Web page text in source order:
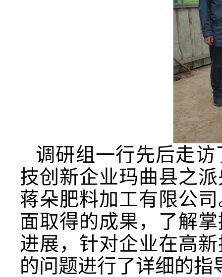
调研组一行先后走
技创新企业玛曲县之
蒋朵肥料加工有限公
面取得的成果，了解
进展，针对企业在高
的问题进行了详细的指